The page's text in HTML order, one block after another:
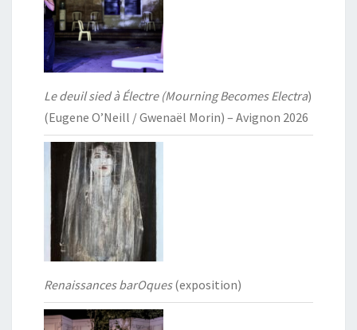
Le deuil sied à Électre (Mourning Becomes Electra)
(Eugene O’Neill / Gwenaël Morin) – Avignon 2026
Renaissances barOques(exposition)